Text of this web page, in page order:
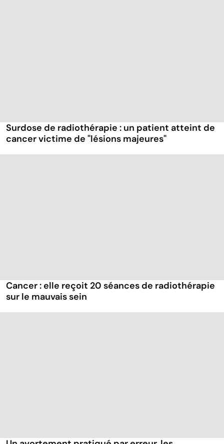
Surdose de radiothérapie : un patient atteint de
cancer victime de "lésions majeures"
Cancer : elle reçoit 20 séances de radiothérapie
sur le mauvais sein